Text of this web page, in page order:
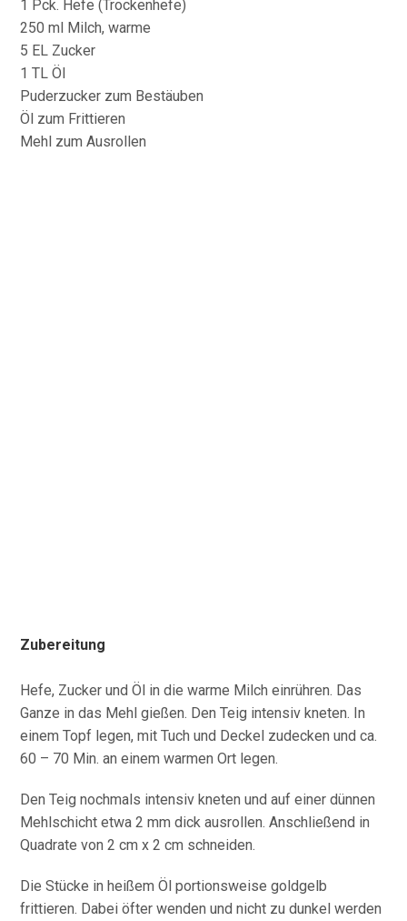
1 Pck. Hefe (Trockenhefe)
250 ml Milch, warme
5 EL Zucker
1 TL Öl
Puderzucker zum Bestäuben
Öl zum Frittieren
Mehl zum Ausrollen
Zubereitung
Hefe, Zucker und Öl in die warme Milch einrühren. Das
Ganze in das Mehl gießen. Den Teig intensiv kneten. In
einem Topf legen, mit Tuch und Deckel zudecken und ca.
60 – 70 Min. an einem warmen Ort legen.
Den Teig nochmals intensiv kneten und auf einer dünnen
Mehlschicht etwa 2 mm dick ausrollen. Anschließend in
Quadrate von 2 cm x 2 cm schneiden.
Die Stücke in heißem Öl portionsweise goldgelb
frittieren. Dabei öfter wenden und nicht zu dunkel werden